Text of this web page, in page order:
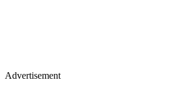
Advertisement